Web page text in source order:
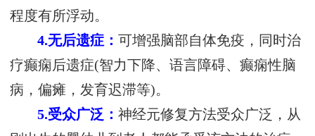
程度有所浮动。
4.无后遗症： 可增强脑部自体免疫，同时治
疗癫痫后遗症(智力下降、语言障碍、癫痫性脑
病，偏瘫，发育迟滞等)。
5.受众广泛：神经元修复方法受众广泛，从